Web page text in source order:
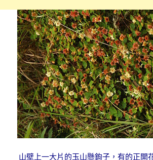
山壁上一大片的玉山懸鉤子，有的正開